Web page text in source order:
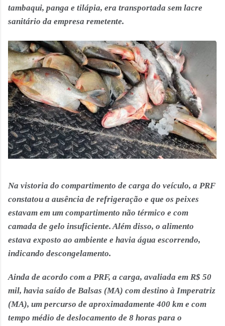
tambaqui, panga e tilápia, era transportada sem lacre
sanitário da empresa remetente.
Na vistoria do compartimento de carga do veículo, a PRF
constatou a ausência de refrigeração e que os peixes
estavam em um compartimento não térmico e com
camada de gelo insuficiente. Além disso, o alimento
estava exposto ao ambiente e havia água escorrendo,
indicando descongelamento.
Ainda de acordo com a PRF, a carga, avaliada em R$ 50
mil, havia saído de Balsas (MA) com destino à Imperatriz
(MA), um percurso de aproximadamente 400 km e com
tempo médio de deslocamento de 8 horas para o